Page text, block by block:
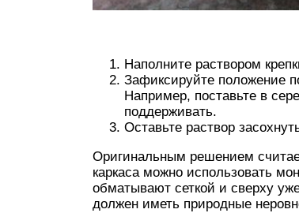
Наполните раствором
Зафиксируйте положение
Например, поставьте в
поддерживать.
Оставьте раствор
Оригинальным решением
каркаса можно использовать
обматывают сеткой и сверху
должен иметь природные